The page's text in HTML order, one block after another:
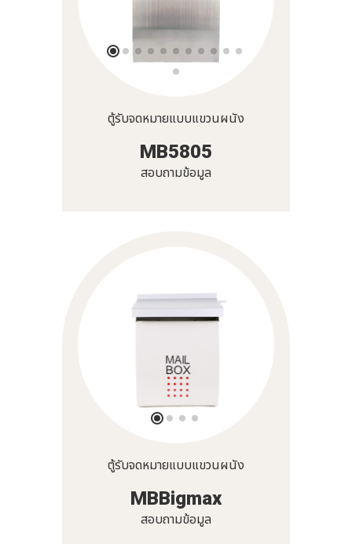
ตู้รับจดหมายแบบแขวนผนัง
MB5805
สอบถามข้อมูล
ตู้รับจดหมายแบบแขวนผนัง
MBBigmax
สอบถามข้อมูล